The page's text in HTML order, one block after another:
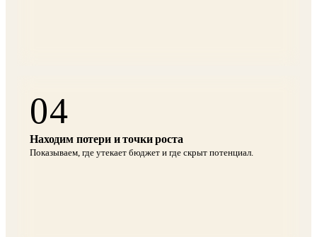
04
Находим потери и точки роста
Показываем, где утекает бюджет и где скрыт потенциал.